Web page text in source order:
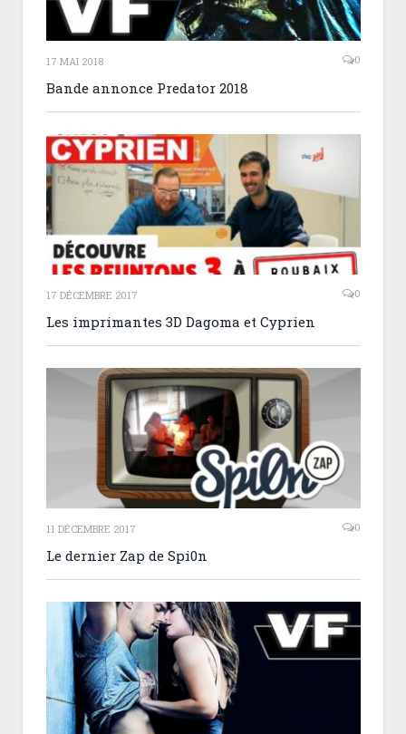
17 MAI 2018 0
Bande annonce Predator 2018
17 DÉCEMBRE 2017 0
Les imprimantes 3D Dagoma et Cyprien
11 DÉCEMBRE 2017 0
Le dernier Zap de Spi0n